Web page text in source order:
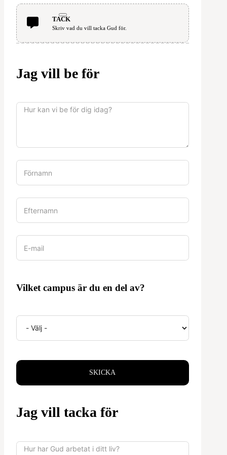
TACK
Skriv vad du vill tacka Gud för.
Jag vill be för
Vilket campus är du en del av?
SKICKA
Jag vill tacka för